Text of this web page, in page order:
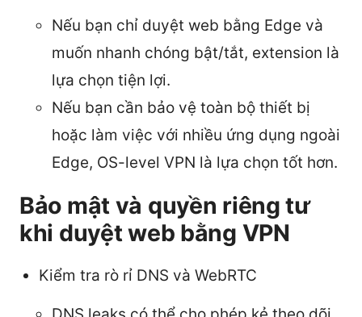
Nếu bạn chỉ duyệt web bằng Edge và
muốn nhanh chóng bật/tắt, extension là
lựa chọn tiện lợi.
Nếu bạn cần bảo vệ toàn bộ thiết bị
hoặc làm việc với nhiều ứng dụng ngoài
Edge, OS-level VPN là lựa chọn tốt hơn.
Bảo mật và quyền riêng tư
khi duyệt web bằng VPN
Kiểm tra rò rỉ DNS và WebRTC